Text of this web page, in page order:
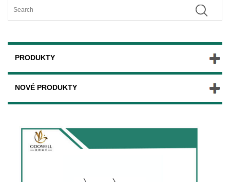
PRODUKTY
NOVÉ PRODUKTY